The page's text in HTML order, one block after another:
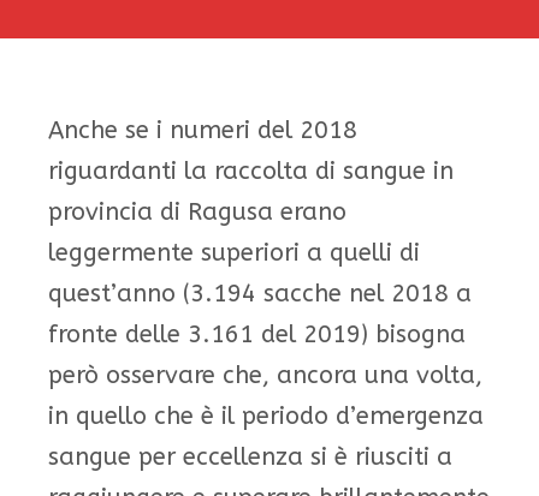
Anche se i numeri del 2018
riguardanti la raccolta di sangue in
provincia di Ragusa erano
leggermente superiori a quelli di
quest’anno (3.194 sacche nel 2018 a
fronte delle 3.161 del 2019) bisogna
però osservare che, ancora una volta,
in quello che è il periodo d’emergenza
sangue per eccellenza si è riusciti a